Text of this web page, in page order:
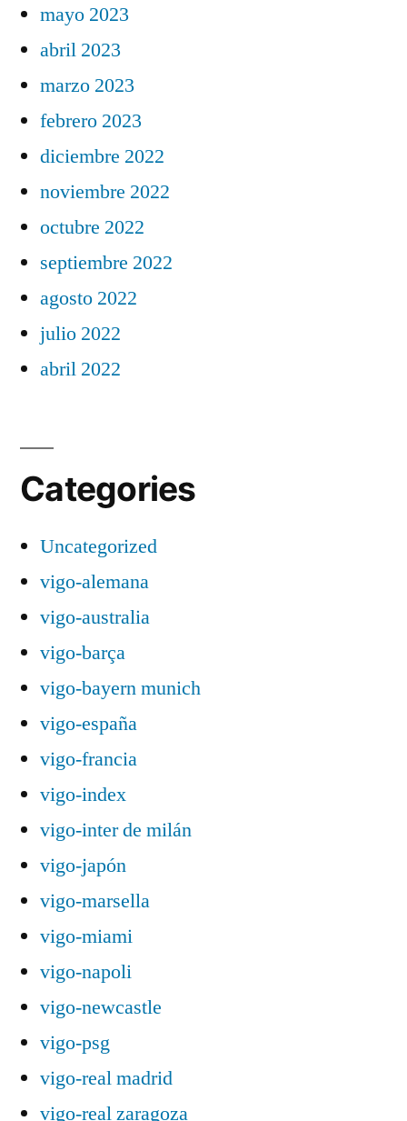
mayo 2023
abril 2023
marzo 2023
febrero 2023
diciembre 2022
noviembre 2022
octubre 2022
septiembre 2022
agosto 2022
julio 2022
abril 2022
Categories
Uncategorized
vigo-alemana
vigo-australia
vigo-barça
vigo-bayern munich
vigo-españa
vigo-francia
vigo-index
vigo-inter de milán
vigo-japón
vigo-marsella
vigo-miami
vigo-napoli
vigo-newcastle
vigo-psg
vigo-real madrid
vigo-real zaragoza